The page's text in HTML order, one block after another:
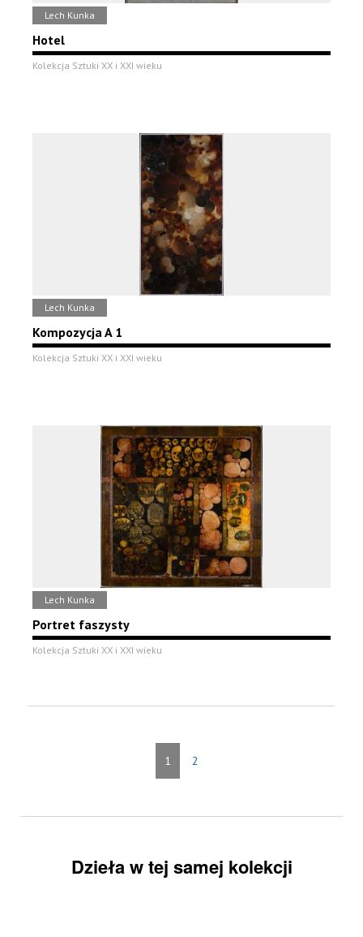
Lech Kunka
Hotel
Kolekcja Sztuki XX i XXI wieku
Lech Kunka
Kompozycja A 1
Kolekcja Sztuki XX i XXI wieku
Lech Kunka
Portret faszysty
Kolekcja Sztuki XX i XXI wieku
1 2
Dzieła w tej samej kolekcji